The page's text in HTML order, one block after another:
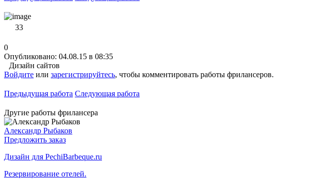
33
0
Опубликовано: 04.08.15 в 08:35
Дизайн сайтов
Войдите или зарегистрируйтесь, чтобы комментировать работы фрилансеров.
Предыдущая работа Следующая работа
Другие работы фрилансера
Александр Рыбаков
Предложить заказ
Дизайн для PechiBarbeque.ru
Резервирование отелей.